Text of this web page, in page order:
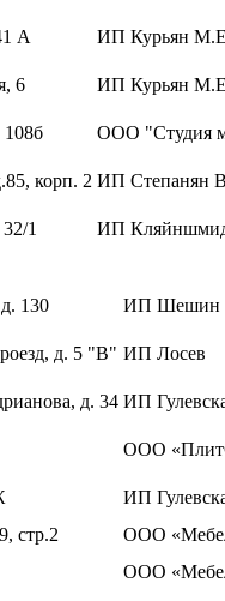
А ИП Курьян
6 ИП Курьян
ООО "Студия
корп. 2 ИП Степанян
1 ИП
130 ИП Шешин
д. 5 "В" ИП Лосев
д. 34 ИП
ООО
ИП
стр.2 ООО
ООО